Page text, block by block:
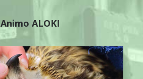
Animo ALOKI